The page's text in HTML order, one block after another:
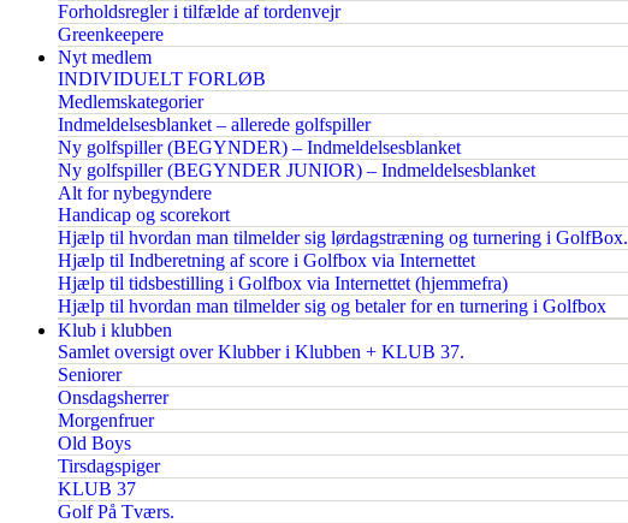
Forholdsregler i tilfælde af tordenvejr
Greenkeepere
Nyt medlem
INDIVIDUELT FORLØB
Medlemskategorier
Indmeldelsesblanket – allerede golfspiller
Ny golfspiller (BEGYNDER) – Indmeldelsesblanket
Ny golfspiller (BEGYNDER JUNIOR) – Indmeldelsesblanket
Alt for nybegyndere
Handicap og scorekort
Hjælp til hvordan man tilmelder sig lørdagstræning og turnering i GolfBox.
Hjælp til Indberetning af score i Golfbox via Internettet
Hjælp til tidsbestilling i Golfbox via Internettet (hjemmefra)
Hjælp til hvordan man tilmelder sig og betaler for en turnering i Golfbox
Klub i klubben
Samlet oversigt over Klubber i Klubben + KLUB 37.
Seniorer
Onsdagsherrer
Morgenfruer
Old Boys
Tirsdagspiger
KLUB 37
Golf På Tværs.